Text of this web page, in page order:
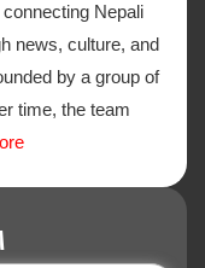
Nepali
news, culture, and
by a group of
time, the team